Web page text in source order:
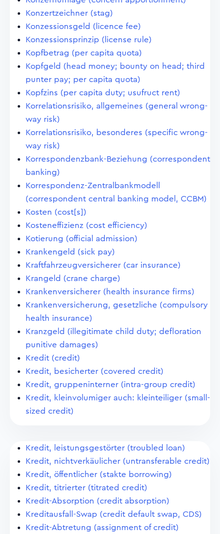
Konzertzeichner (stag)
Konzessionsgeld (licence fee)
Konzessionsprinzip (license rule)
Kopfbetrag (per capita quota)
Kopfgeld (head money; bounty on head; third
punter pay; per capita quota)
Kopfzins (per capita duty; usufruct rent)
Korrelationsrisiko, allgemeines (general wrong-
way risk)
Korrelationsrisiko, besonderes (specific wrong-
way risk)
Korrespondenzbank-Beziehung (correspondent
banking)
Korrespondenz-Zentralbankmodell
(correspondent central banking model, CCBM)
Kosten (cost[s])
Kosteneffizienz (cost efficiency)
Kotierung (official admission)
Krankengeld (sick pay)
Kraftfahrzeugversicherer (car insurance)
Krangeld (crane charge)
Krankenversicherer (health insurance firms)
Krankenversicherung, gesetzliche (compulsory
health insurance)
Kranzgeld (illegitimate child duty; defloration
punitive damages)
Kredit (credit)
Kredit, besicherter (covered credit)
Kredit, gruppeninterner (intra-group credit)
Kredit, kleinvolumiger auch: kleinteiliger (small-
sized credit)
Kredit, leistungsgestörter (troubled loan)
Kredit, nichtverkäulicher (untransferable credit)
Kredit, öffentlicher (stakte borrowing)
Kredit, titrierter (titrated credit)
Kredit-Absorption (credit absorption)
Kreditausfall-Swap (credit default swap, CDS)
Kredit-Abtretung (assignment of credit)